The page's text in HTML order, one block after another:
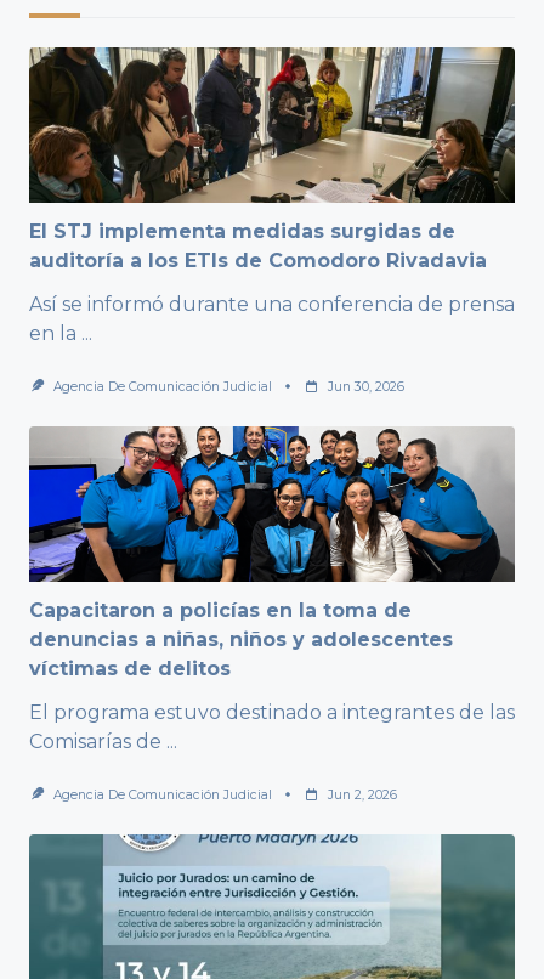
El STJ implementa medidas surgidas de
auditoría a los ETIs de Comodoro Rivadavia
Así se informó durante una conferencia de prensa
en la ...
Agencia De Comunicación Judicial Jun 30, 2026
Capacitaron a policías en la toma de
denuncias a niñas, niños y adolescentes
víctimas de delitos
El programa estuvo destinado a integrantes de las
Comisarías de ...
Agencia De Comunicación Judicial Jun 2, 2026